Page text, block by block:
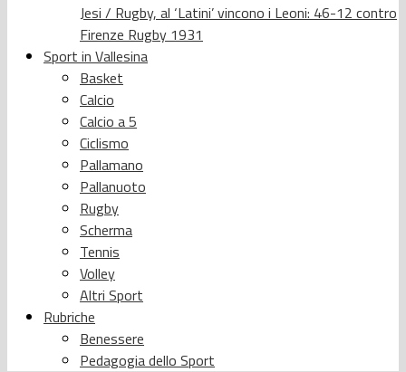
Jesi / Rugby, al ‘Latini’ vincono i Leoni: 46-12 contro
Firenze Rugby 1931
Sport in Vallesina
Basket
Calcio
Calcio a 5
Ciclismo
Pallamano
Pallanuoto
Rugby
Scherma
Tennis
Volley
Altri Sport
Rubriche
Benessere
Pedagogia dello Sport